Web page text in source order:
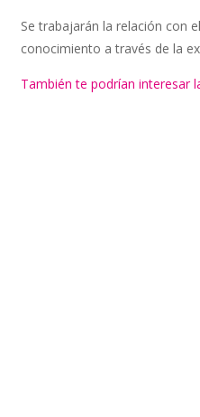
Se trabajarán la relación con
conocimiento a través de la
También te podrían interesar